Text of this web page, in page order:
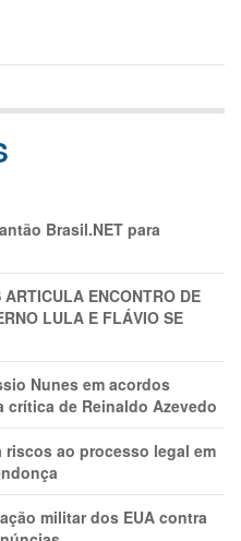
Brasil.NET para
ENCONTRO DE
LULA E FLÁVIO SE
Nunes em acordos
crítica de Reinaldo Azevedo
riscos ao processo legal em
militar dos EUA contra